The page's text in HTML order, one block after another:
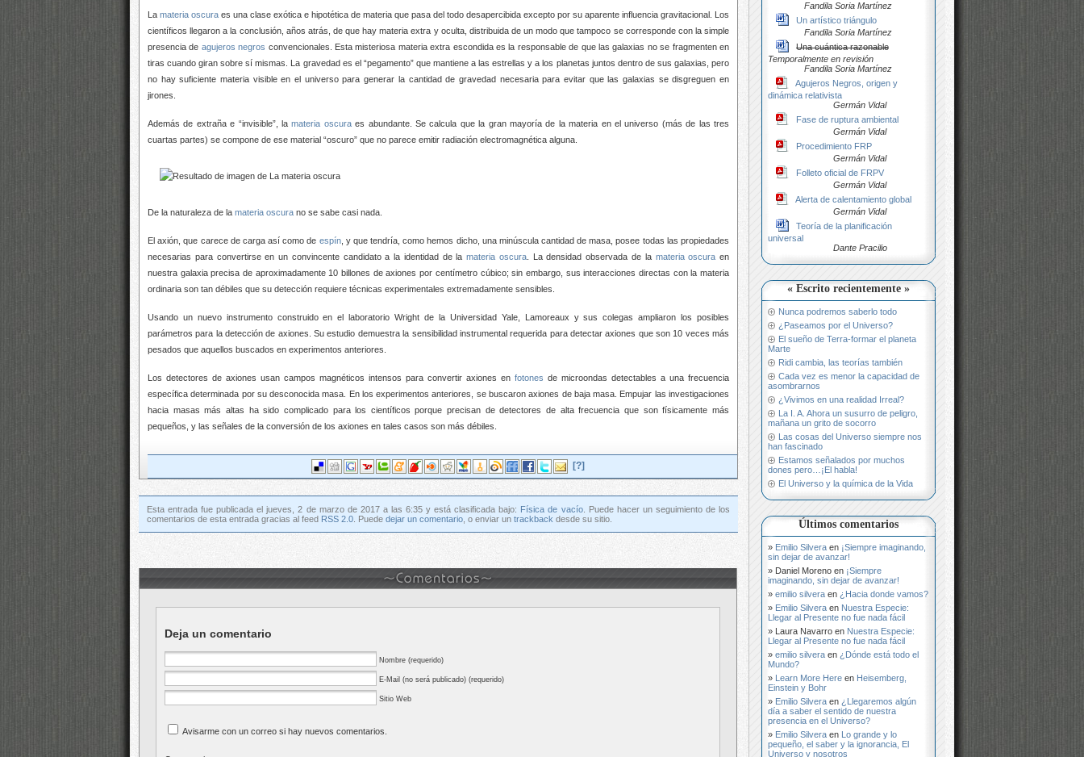
Fandila Soria Martínez
Un artístico triángulo
Fandila Soria Martínez
Una cuántica razonable
Temporalmente en revisión
Fandila Soria Martínez
Agujeros Negros, origen y
dinámica relativista
Germán Vidal
Fase de ruptura ambiental
Germán Vidal
Procedimiento FRP
Germán Vidal
Folleto oficial de FRPV
Germán Vidal
Alerta de calentamiento global
Germán Vidal
Teoría de la planificación
universal
Dante Pracilio
« Escrito recientemente »
Nunca podremos saberlo todo
¿Paseamos por el Universo?
El sueño de Terra-formar el planeta
Marte
Ridi cambia, las teorías también
Cada vez es menor la capacidad de
asombrarnos
¿Vivimos en una realidad Irreal?
La I. A. Ahora un susurro de peligro,
mañana un grito de socorro
Las cosas del Universo siempre nos
han fascinado
Estamos señalados por muchos
dones pero…¡El habla!
El Universo y la química de la Vida
Últimos comentarios
Emilio Silvera en ¡Siempre imaginando,
sin dejar de avanzar!
Daniel Moreno en ¡Siempre
imaginando, sin dejar de avanzar!
emilio silvera en ¿Hacia donde vamos?
Emilio Silvera en Nuestra Especie:
Llegar al Presente no fue nada fácil
Laura Navarro en Nuestra Especie:
Llegar al Presente no fue nada fácil
emilio silvera en ¿Dónde está todo el
Mundo?
Learn More Here en Heisemberg,
Einstein y Bohr
Emilio Silvera en ¿Llegaremos algún
día a saber el sentido de nuestra
presencia en el Universo?
Emilio Silvera en
Lo grande y lo
pequeño, el saber y la ignorancia, El
Universo y nosotros
La materia oscura es una clase exótica e hipotética de materia que pasa del todo desapercibida excepto por su aparente influencia gravitacional. Los
científicos llegaron a la conclusión, años atrás, de que hay materia extra y oculta, distribuida de un modo que tampoco se corresponde con la simple
presencia de agujeros negros convencionales. Esta misteriosa materia extra escondida es la responsable de que las galaxias no se fragmenten en
tiras cuando giran sobre sí mismas. La gravedad es el “pegamento” que mantiene a las estrellas y a los planetas juntos dentro de sus galaxias, pero
no hay suficiente materia visible en el universo para generar la cantidad de gravedad necesaria para evitar que las galaxias se disgreguen en
jirones.
Además de extraña e “invisible”, lamateria oscuraes abundante. Se calcula que la gran mayoría de la materia en el universo (más de las tres
cuartas partes) se compone de ese material “oscuro” que no parece emitir radiación electromagnética alguna.
De la naturaleza de la materia oscura no se sabe casi nada.
El axión, que carece de carga así como de espín, y que tendría, como hemos dicho, una minúscula cantidad de masa, posee todas las propiedades
necesarias para convertirse en un convincente candidato a la identidad de lamateria oscura. La densidad observada de la materia oscura en
nuestra galaxia precisa de aproximadamente 10 billones de axiones por centímetro cúbico; sin embargo, sus interacciones directas con la materia
ordinaria son tan débiles que su detección requiere técnicas experimentales extremadamente sensibles.
Usando un nuevo instrumento construido en el laboratorio Wright de la Universidad Yale, Lamoreaux y sus colegas ampliaron los posibles
parámetros para la detección de axiones. Su estudio demuestra la sensibilidad instrumental requerida para detectar axiones que son 10 veces más
pesados que aquellos buscados en experimentos anteriores.
Los detectores de axiones usan campos magnéticos intensos para convertir axiones en fotones de microondas detectables a una frecuencia
específica determinada por su desconocida masa. En los experimentos anteriores, se buscaron axiones de baja masa. Empujar las investigaciones
hacia masas más altas ha sido complicado para los científicos porque precisan de detectores de alta frecuencia que son físicamente más
pequeños, y las señales de la conversión de los axiones en tales casos son más débiles.
[?]
Esta entrada fue publicada el jueves, 2 de marzo de 2017 a las 6:35 y está clasificada bajo: Física de vacío. Puede hacer un seguimiento de los
comentarios de esta entrada gracias al feed RSS 2.0 . Puede dejar un comentario , o enviar un trackback desde su sitio.
Deja un comentario
Nombre (requerido)
E-Mail (no será publicado) (requerido)
Sitio Web
Avisarme con un correo si hay nuevos comentarios.